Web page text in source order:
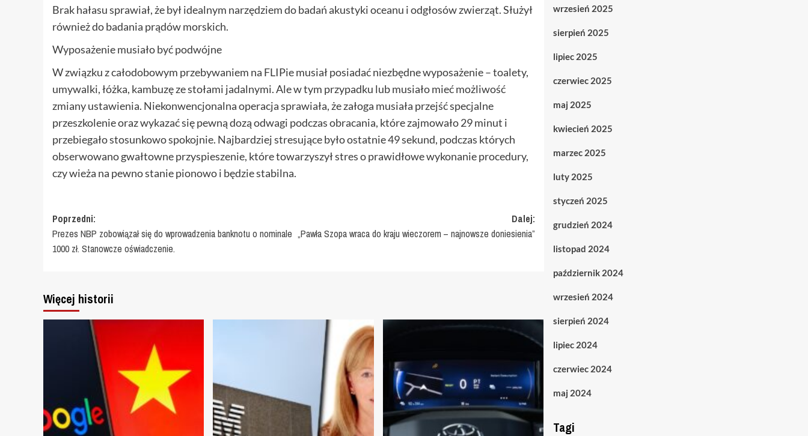
Brak hałasu sprawiał, że był idealnym narzędziem do badań akustyki oceanu i odgłosów zwierząt. Służył
również do badania prądów morskich.
Wyposażenie musiało być podwójne
W związku z całodobowym przebywaniem na FLIPie musiał posiadać niezbędne wyposażenie – toalety,
umywalki, łóżka, kambuzę ze stołami jadalnymi. Ale w tym przypadku lub musiało mieć możliwość
zmiany ustawienia. Niekonwencjonalna operacja sprawiała, że załoga musiała przejść specjalne
przeszkolenie oraz wykazać się pewną dozą odwagi podczas obracania, które zajmowało 29 minut i
przebiegało stosunkowo spokojnie. Najbardziej stresujące było ostatnie 49 sekund, podczas których
obserwowano gwałtowne przyspieszenie, które towarzyszył stres o prawidłowe wykonanie procedury,
czy wieża na pewno stanie pionowo i będzie stabilna.
Zobacz
wpisy
Poprzedni:
Prezes NBP zobowiązał się do wprowadzenia banknotu o nominale
1000 zł. Stanowcze oświadczenie.
Dalej:
„Pawła Szopa wraca do kraju wieczorem – najnowsze doniesienia”
Więcej historii
wrzesień 2025
sierpień 2025
lipiec 2025
czerwiec 2025
maj 2025
kwiecień 2025
marzec 2025
luty 2025
styczeń 2025
grudzień 2024
listopad 2024
październik 2024
wrzesień 2024
sierpień 2024
lipiec 2024
czerwiec 2024
maj 2024
Tagi